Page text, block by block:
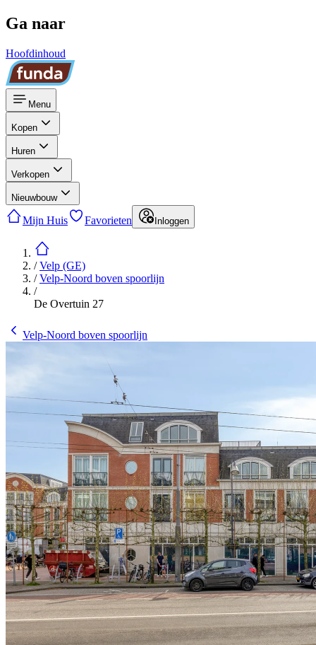
Ga naar
Hoofdinhoud
Menu
Kopen
Huren
Verkopen
Nieuwbouw
Mijn Huis Favorieten Inloggen
/Velp (GE)
/Velp-Noord boven spoorlijn
/
De Overtuin 27
Velp-Noord boven spoorlijn